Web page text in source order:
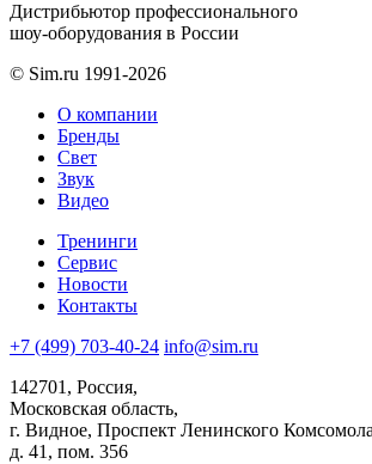
Дистрибьютор профессионального
шоу-оборудования в России
© Sim.ru 1991-2026
О компании
Бренды
Свет
Звук
Видео
Тренинги
Сервис
Новости
Контакты
+7 (499) 703-40-24 info@sim.ru
142701, Россия,
Московская область,
г. Видное, Проспект Ленинского
д. 41, пом. 356